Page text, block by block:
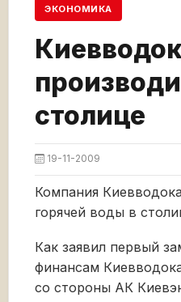
ЭКОНОМИКА
столице
19-11-2009
Компания
горячей воды в
Как заявил первый
финансам
со стороны АК